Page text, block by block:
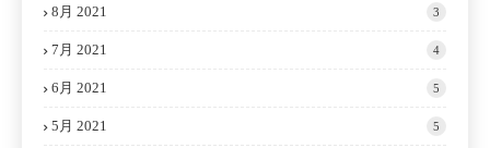
8月 2021 3
7月 2021 4
6月 2021 5
5月 2021 5